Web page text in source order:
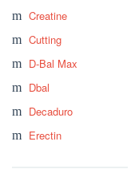
Creatine
Cutting
D-Bal Max
Dbal
Decaduro
Erectin